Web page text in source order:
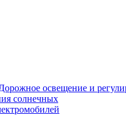
освещение и
солнечных